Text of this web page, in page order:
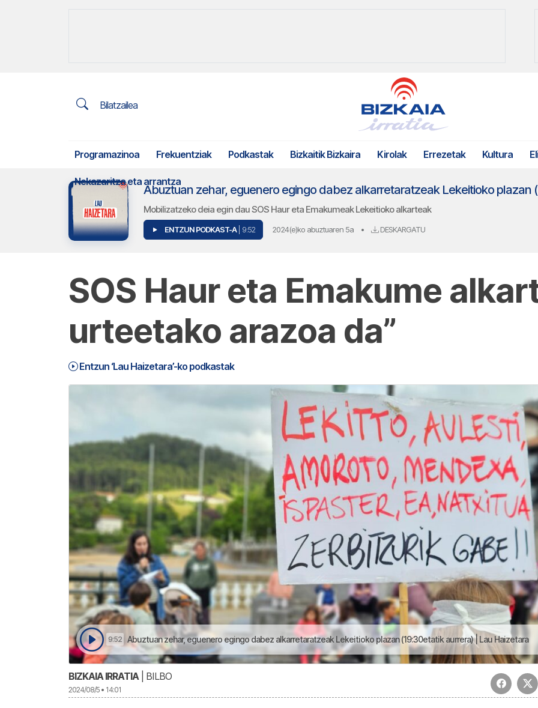
Bilatzailea
Programazinoa Frekuentziak Podkastak Bizkaitik Bizkaira Kirolak Errezetak Kultura
Nekazaritza eta arrantza
Abuztuan zehar, eguenero egingo dabez alkarretaratzeak Lekeitioko plazan
Mobilizatzeko deia egin dau SOS Haur eta Emakumeak Lekeitioko alkarteak
ENTZUN PODKAST-A | 9:52 2024(e)ko abuztuaren 5a • DESKARGATU
SOS Haur eta Emakume
urteetako arazoa da”
Entzun ‘Lau Haizetara’-ko podkastak
9:52 Abuztuan zehar, eguenero egingo dabez alkarretaratzeak Lekeitioko plazan (19:30etatik aurrera) | Lau Haizetara
BIZKAIA IRRATIA| BILBO
2024/08/5 • 14:01